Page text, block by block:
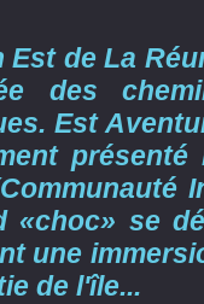
Est de La
des
Est
«choc» se
une
de l'île...